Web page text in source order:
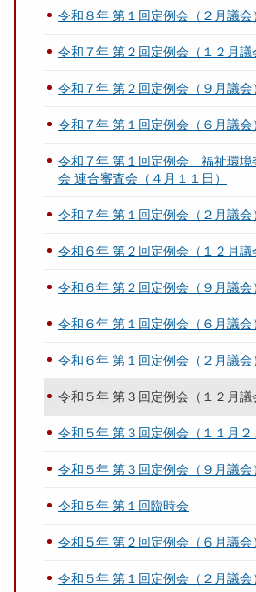
令和８年 第１回定例会（２月議会
令和７年 第２回定例会（１２月議
令和７年 第２回定例会（９月議会
令和７年 第１回定例会（６月議会
令和７年 第１回定例会 福祉環境
会 連合審査会（４月１１日）
令和７年 第１回定例会（２月議会
令和６年 第２回定例会（１２月議
令和６年 第２回定例会（９月議会
令和６年 第１回定例会（６月議会
令和６年 第１回定例会（２月議会
令和５年 第３回定例会（１２月議
令和５年 第３回定例会（１１月２
令和５年 第３回定例会（９月議会
令和５年 第１回臨時会
令和５年 第２回定例会（６月議会
令和５年 第１回定例会（２月議会